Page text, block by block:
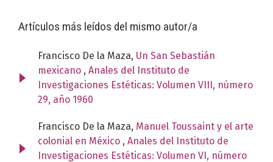
Artículos más leídos del mismo autor/a
Francisco De la Maza, Un San Sebastián
mexicano , Anales del Instituto de
Investigaciones Estéticas: Volumen VIII, número
29, año 1960
Francisco De la Maza, Manuel Toussaint y el arte
colonial en México , Anales del Instituto de
Investigaciones Estéticas: Volumen VI, número